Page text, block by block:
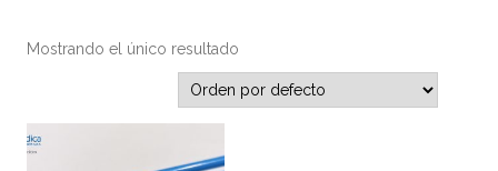
Mostrando el único resultado